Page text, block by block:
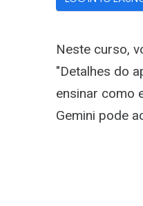
Neste curso,
"Detalhes do
ensinar como
Gemini pode